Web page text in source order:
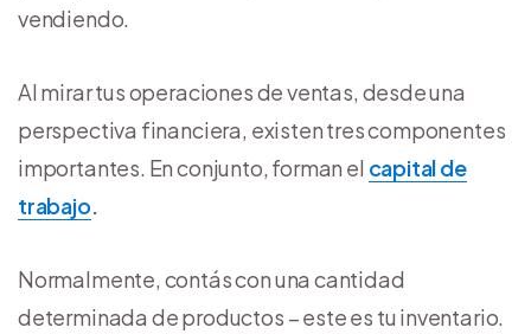
vendiendo.
Al mirar tus operaciones de ventas, desde una
perspectiva financiera, existen tres componentes
importantes. En conjunto, forman el capital de
trabajo.
Normalmente, contás con una cantidad
determinada de productos – este es tu inventario.